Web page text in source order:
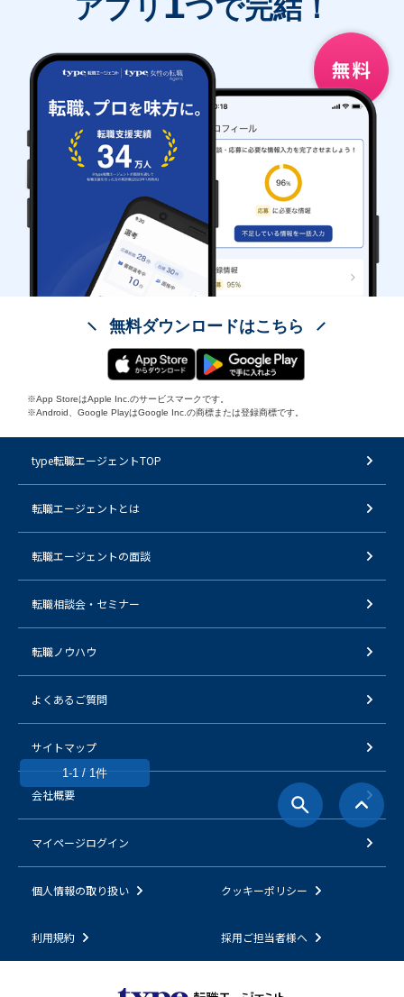
1-1 / 1件
アプリ
つで完結！
無料ダウンロードはこちら
※App StoreはApple Inc.のサービスマークです。
※Android、Google PlayはGoogle Inc.の商標または登録商標です。
type転職エージェントTOP
転職エージェントとは
転職エージェントの面談
転職相談会・セミナー
転職ノウハウ
よくあるご質問
サイトマップ
会社概要
マイページログイン
個人情報の取り扱い クッキーポリシー
利用規約 採用ご担当者様へ